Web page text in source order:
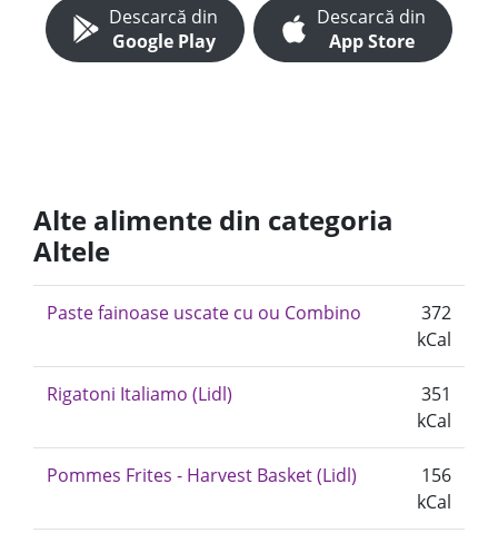
Descarcă din
Google Play
Descarcă din
App Store
Alte alimente din categoria
Altele
Paste fainoase uscate cu ou Combino
372
kCal
Rigatoni Italiamo (Lidl)
351
kCal
Pommes Frites - Harvest Basket (Lidl)
156
kCal